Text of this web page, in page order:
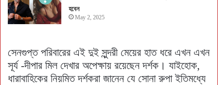
হবেন
May 2, 2025
সেনগুপ্ত পরিবারের এই দুই সুন্দরী মেয়ের হাত ধরে এখন এখন
সূর্য -দীপার মিল দেখার অপেক্ষায় রয়েছেন দর্শক। যাইহোক,
ধারাবাহিকের নিয়মিত দর্শকরা জানেন যে সোনা রুপা ইতিমধ্যে